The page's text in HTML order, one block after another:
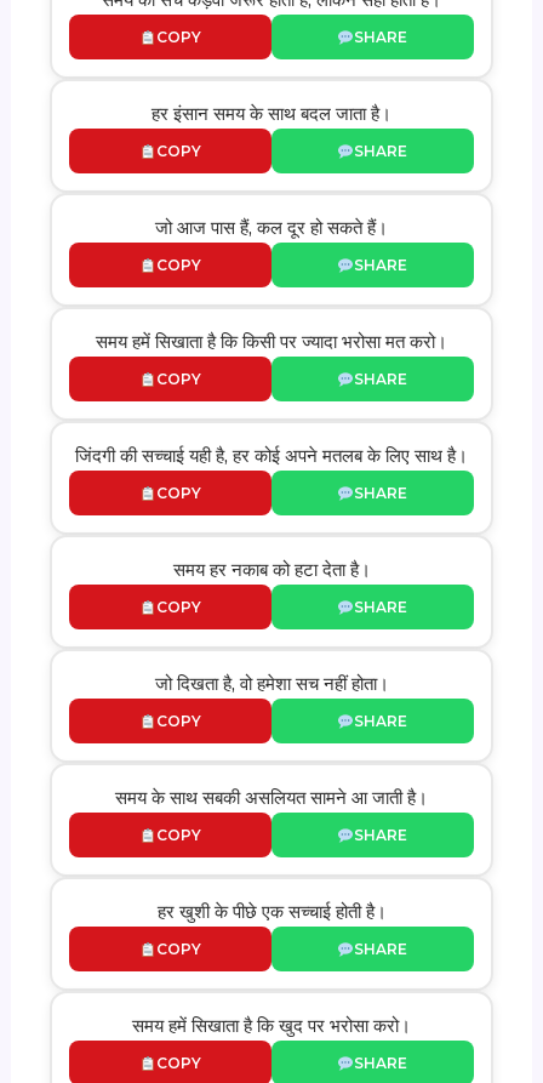
COPY SHARE
हर इंसान समय के साथ बदल जाता है।
COPY SHARE
जो आज पास हैं, कल दूर हो सकते हैं।
COPY SHARE
समय हमें सिखाता है कि किसी पर ज्यादा भरोसा मत करो।
COPY SHARE
जिंदगी की सच्चाई यही है, हर कोई अपने मतलब के लिए साथ है।
COPY SHARE
समय हर नकाब को हटा देता है।
COPY SHARE
जो दिखता है, वो हमेशा सच नहीं होता।
COPY SHARE
समय के साथ सबकी असलियत सामने आ जाती है।
COPY SHARE
हर खुशी के पीछे एक सच्चाई होती है।
COPY SHARE
समय हमें सिखाता है कि खुद पर भरोसा करो।
COPY SHARE